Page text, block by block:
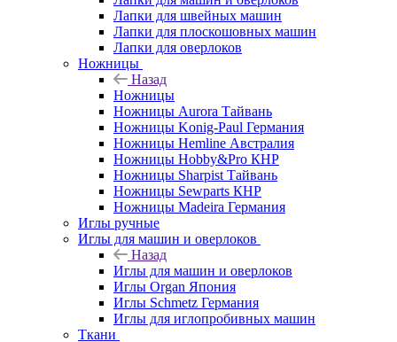
Лапки для швейных машин
Лапки для плоскошовных машин
Лапки для оверлоков
Ножницы
Назад
Ножницы
Ножницы Aurora Тайвань
Ножницы Konig-Paul Германия
Ножницы Hemline Австралия
Ножницы Hobby&Pro КНР
Ножницы Sharpist Тайвань
Ножницы Sewparts КНР
Ножницы Madeira Германия
Иглы ручные
Иглы для машин и оверлоков
Назад
Иглы для машин и оверлоков
Иглы Organ Япония
Иглы Schmetz Германия
Иглы для иглопробивных машин
Ткани